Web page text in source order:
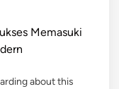
Memasuki
about this